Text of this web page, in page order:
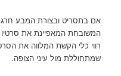
אם בתסריט ובצורת המבע חרג
המשובחת המאפיינת את
רווי כלי הקשת המלווה את
שמתחוללת מול עיני הצופה.